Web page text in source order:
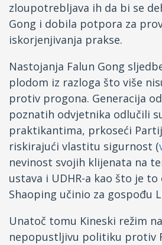
zloupotrebljava ih da bi se
Gong i dobila potpora za
iskorjenjivanja prakse.
Nastojanja Falun Gong
plodom iz razloga što više
protiv progona. Generacija
poznatih odvjetnika odlučili
praktikantima, prkoseći
riskirajući vlastitu sigurnost (
nevinost svojih klijenata na
ustava i UDHR-a kao što je
Shaoping učinio za gospođu
Unatoč tomu Kineski režim
nepopustljivu politiku protiv